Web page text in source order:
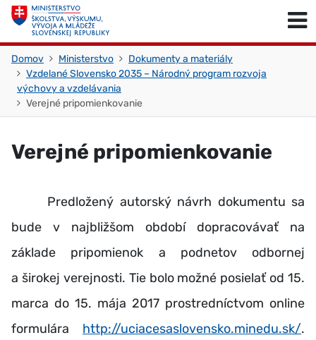
Skočiť na obsah
Domov Ministerstvo
Dokumenty a materiály
Vzdelané Slovensko 2035 – Národný program rozvoja
výchovy a vzdelávania
Verejné pripomienkovanie
Verejné pripomienkovanie
Predložený autorský návrh dokumentu sa
bude v najbližšom období dopracovávať na
základe pripomienok a podnetov odbornej
a širokej verejnosti. Tie bolo možné posielať od 15.
marca do 15. mája 2017 prostredníctvom online
formulára http://uciacesaslovensko.minedu.sk/.
Skočiť na začiatok stránky